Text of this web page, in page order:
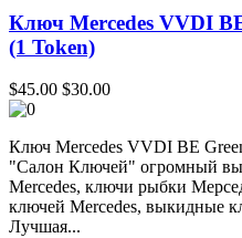
Ключ Mercedes VVDI
(1 Token)
$45.00 $30.00
Ключ Mercedes VVDI BE
"Салон Ключей" огромный
Mercedes, ключи рыбки
ключей Mercedes, выкидные
Лучшая...